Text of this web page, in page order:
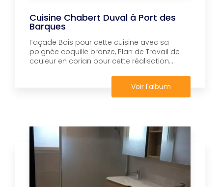
Cuisine Chabert Duval à Port des
Barques
Façade Bois pour cette cuisine avec sa
poignée coquille bronze, Plan de Travail de
couleur en corian pour cette réalisation....
Voir l'album